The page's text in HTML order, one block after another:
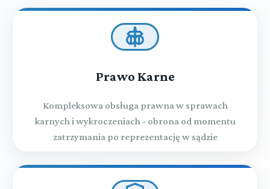
Prawo Karne
Kompleksowa obsługa prawna w sprawach
karnych i wykroczeniach - obrona od momentu
zatrzymania po reprezentację w sądzie